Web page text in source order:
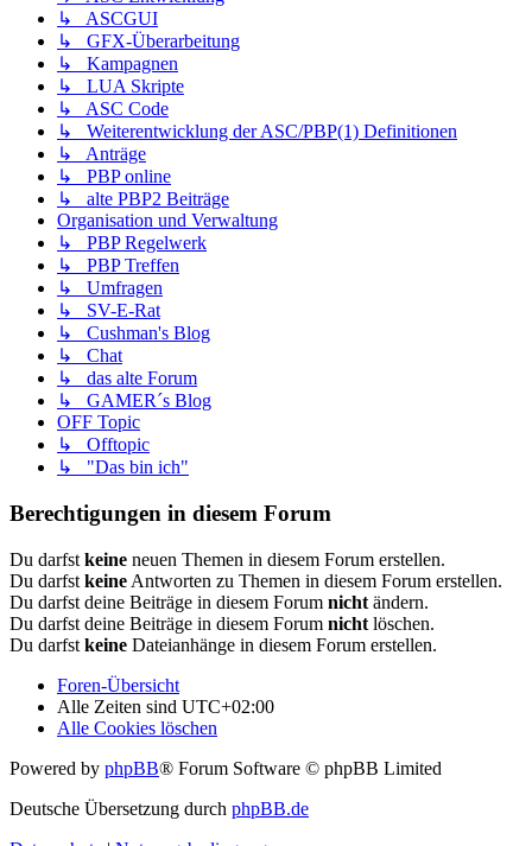
↳ ASCGUI
↳ GFX-Überarbeitung
↳ Kampagnen
↳ LUA Skripte
↳ ASC Code
↳ Weiterentwicklung der ASC/PBP(1) Definitionen
↳ Anträge
↳ PBP online
↳ alte PBP2 Beiträge
Organisation und Verwaltung
↳ PBP Regelwerk
↳ PBP Treffen
↳ Umfragen
↳ SV-E-Rat
↳ Cushman's Blog
↳ Chat
↳ das alte Forum
↳ GAMER´s Blog
OFF Topic
↳ Offtopic
↳ "Das bin ich"
Berechtigungen in diesem Forum
Du darfst keine neuen Themen in diesem Forum erstellen.
Du darfst keine Antworten zu Themen in diesem Forum erstellen.
Du darfst deine Beiträge in diesem Forum nicht ändern.
Du darfst deine Beiträge in diesem Forum nicht löschen.
Du darfst keine Dateianhänge in diesem Forum erstellen.
Foren-Übersicht
Alle Zeiten sind UTC+02:00
Alle Cookies löschen
Powered by phpBB® Forum Software © phpBB Limited
Deutsche Übersetzung durch phpBB.de